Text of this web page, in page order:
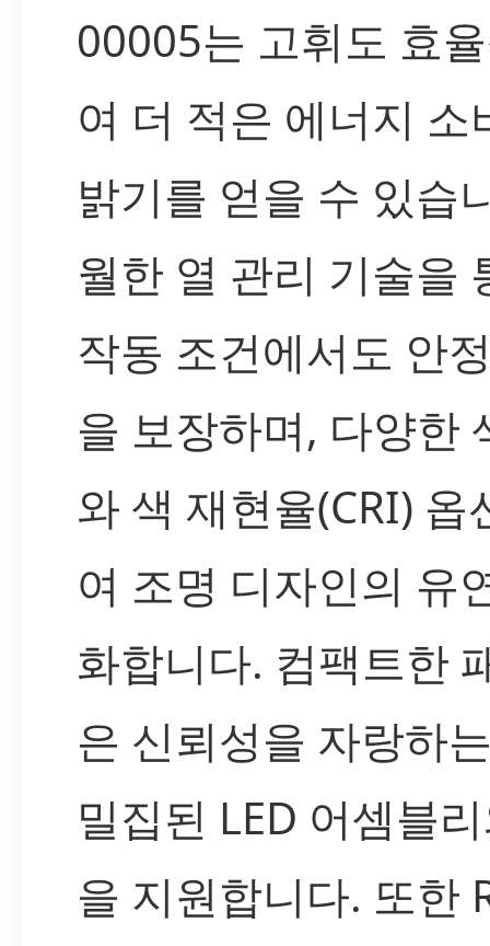
00005는 고휘도 효
여 더 적은 에너지 소
밝기를 얻을 수 있습
월한 열 관리 기술을
작동 조건에서도 안
을 보장하며, 다양한
와 색 재현율(CRI) 옵
여 조명 디자인의 유
화합니다. 컴팩트한
은 신뢰성을 자랑하
밀집된 LED 어셈블
을 지원합니다. 또한